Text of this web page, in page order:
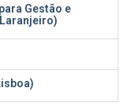
Gestão e